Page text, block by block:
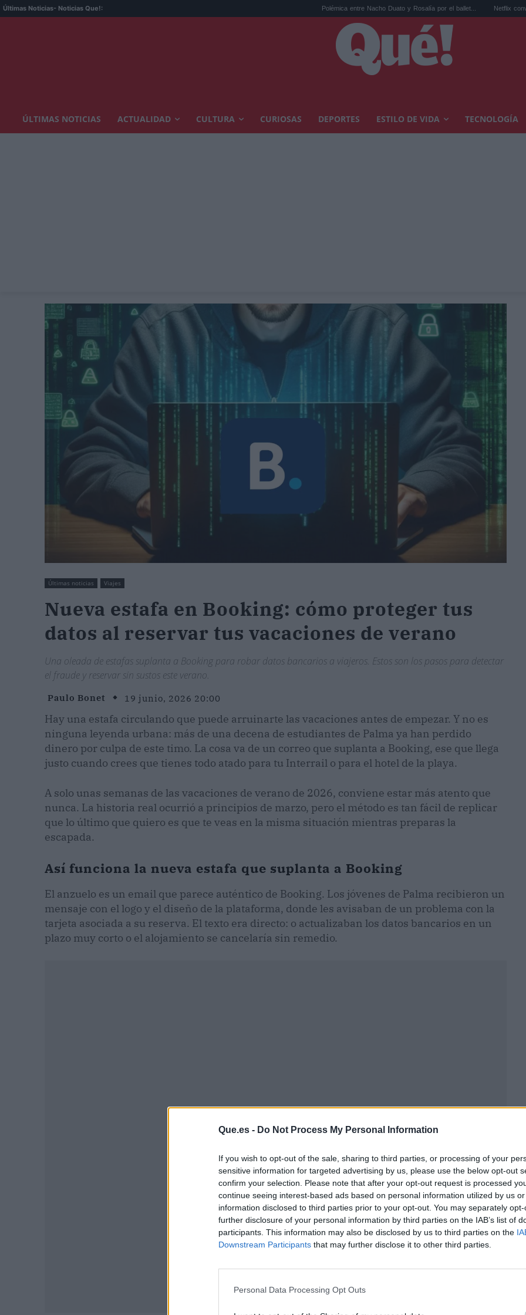
Que.es - Do Not Process My Personal Information
If you wish to opt-out of the sale, sharing to third parties, or processing of your
sensitive information for targeted advertising by us, please use the below opt-out
confirm your selection. Please note that after your opt-out request is processed
continue seeing interest-based ads based on personal information utilized by us
information disclosed to third parties prior to your opt-out. You may separately
further disclosure of your personal information by third parties on the IAB’s list of
participants. This information may also be disclosed by us to third parties on the
Downstream Participants that may further disclose it to other third parties.
Personal Data Processing Opt Outs
Últimas Noticias- Noticias Que!: Polémica entre Nacho Duato y Rosalía por el ballet... Netflix convierte 'La bola
ÚLTIMAS NOTICIAS ACTUALIDAD CULTURA CURIOSAS DEPORTES ESTILO DE VIDA TECNOLOGÍA
Últimas noticias Viajes
Nueva estafa en Booking: cómo proteger tus
datos al reservar tus vacaciones de verano
Una oleada de estafas suplanta a Booking para robar datos bancarios a viajeros. Estos son los pasos para detectar
el fraude y reservar sin sustos este verano.
Paulo Bonet 19 junio, 2026 20:00
Hay una estafa circulando que puede arruinarte las vacaciones antes de empezar. Y no es
ninguna leyenda urbana: más de una decena de estudiantes de Palma ya han perdido
dinero por culpa de este timo. La cosa va de un correo que suplanta a Booking, ese que llega
justo cuando crees que tienes todo atado para tu Interrail o para el hotel de la playa.
A solo unas semanas de las vacaciones de verano de 2026, conviene estar más atento que
nunca. La historia real ocurrió a principios de marzo, pero el método es tan fácil de replicar
que lo último que quiero es que te veas en la misma situación mientras preparas la
escapada.
Así funciona la nueva estafa que suplanta a Booking
El anzuelo es un email que parece auténtico de Booking. Los jóvenes de Palma recibieron un
mensaje con el logo y el diseño de la plataforma, donde les avisaban de un problema con la
tarjeta asociada a su reserva. El texto era directo: o actualizaban los datos bancarios en un
plazo muy corto o el alojamiento se cancelaría sin remedio.